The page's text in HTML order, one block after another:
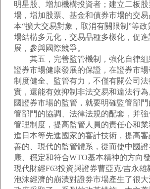
明星股、增加機構投資者；建立二板
場，增加股票、基金和債券市場的交易
本“擴大交易對象，取消有關限制”等
場結構多元化，交易品種多樣化，促
展，參與國際競爭。
其五，完善監管機制，強化自律組
證券市場健康發展的保證，在證券市場
制度健全、監管有力，不僅有關公司
實，還能有效抑制非法交易和違法行
國證券市場的監管，就要明確監管部
管部門的協調、法律法規的配套，并
管理制度，提高監管人員的責任心和業
進日本等先進國家的審計技術，提高
善的、現代的監管體系，從而使中國
康、穩定和符合WTO基本精神的方向發
現代財經F63投資與證券曹亞克/吉永雄
泡沫經濟的崩潰對證券市場產生了很